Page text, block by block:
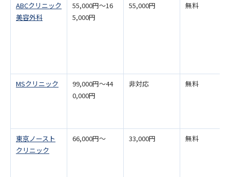
ABCクリニック
美容外科
55,000円～16
5,000円
55,000円 無料
MSクリニック
99,000円～44
0,000円
非対応 無料
東京ノースト
クリニック
66,000円～ 33,000円 無料